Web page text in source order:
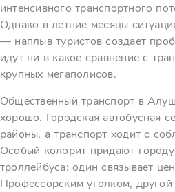
интенсивного транспортного
Однако в летние месяцы
— наплыв туристов создает
идут ни в какое сравнение с
крупных мегаполисов.
Общественный транспорт в
хорошо. Городская автобусная
районы, а транспорт ходит с
Особый колорит придают
троллейбуса: один связывает
Профессорским уголком, другой